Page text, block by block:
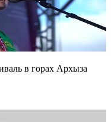
в горах Архыза